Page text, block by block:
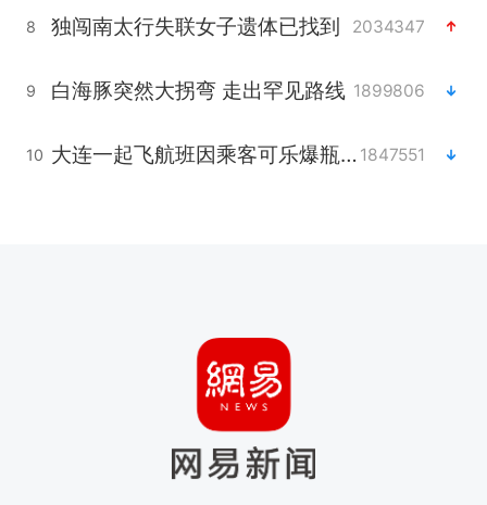
8 独闯南太行失联女子遗体已找到 2034347
9 白海豚突然大拐弯 走出罕见路线 1899806
10 大连一起飞航班因乘客可乐爆瓶折返 1847551